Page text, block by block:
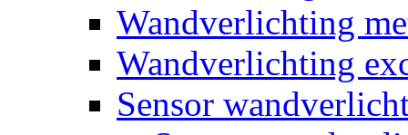
Wandverlichting
Wandverlichting
Sensor